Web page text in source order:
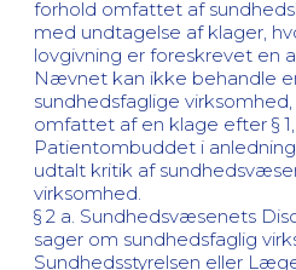
forhold omfattet af
med undtagelse af klager,
lovgivning er foreskrevet en
Nævnet kan ikke behandle
sundhedsfaglige
omfattet af en klage efter §
Patientombuddet i
udtalt kritik af
virksomhed.
§ 2 a. Sundhedsvæsenets
sager om sundhedsfaglig
Sundhedsstyrelsen eller